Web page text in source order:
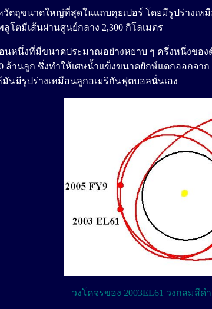
วัตถุขนาดใหญ่ที่สุดในแถบคุยเปอร์ โดยมีรูปร่าง
ตมีเส้นผ่านศูนย์กลาง 2,300 กิโลเมตร
หนึ่งที่มีขนาดประมาณอย่างหยาบ ๆ ครึ่งหนึ่งของ
ล้านลูก ซึ่งทำให้เศษน้ำแข็งขนาดยักษ์แตกออกจ
นมีรูปร่างเหมือนลูกอเมริกันฟุตบอลนั่นเอง
วงโคจรของ 2003EL61 วงกลมสี